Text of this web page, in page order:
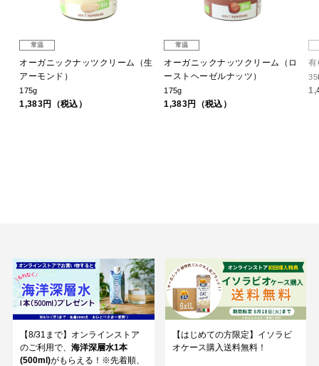
常温
オーガニックナッツクリーム（生
アーモンド）
175g
1,383円（税込）
常温
オーガニックナッツクリーム（ロ
ーストヘーゼルナッツ）
175g
1,383円（税込）
【8/31まで】オンラインストア
のご利用で、 海洋深層水1本
(500ml)がもらえる！※先着順、
【はじめての方限定】イソラビ
オケース購入送料無料！